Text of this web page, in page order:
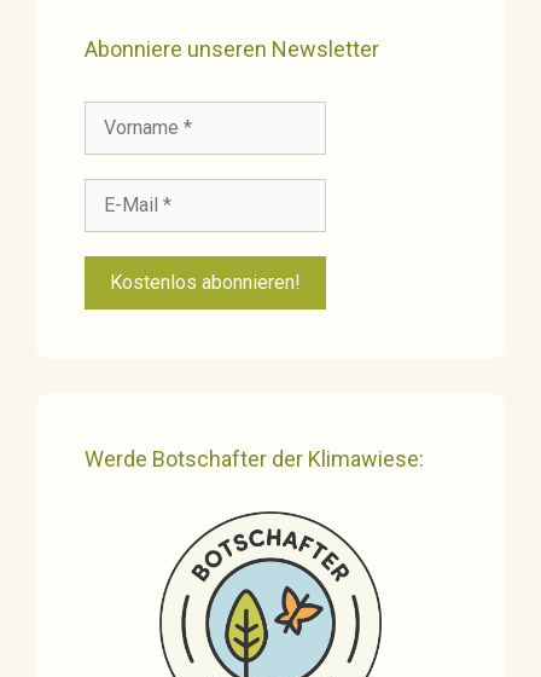
Abonniere unseren Newsletter
Werde Botschafter der Klimawiese: